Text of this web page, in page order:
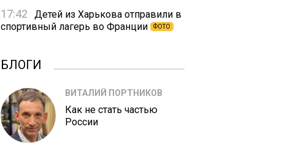
17:42
Детей из Харькова отправили в
спортивный лагерь во Франции
ФОТО
БЛОГИ
ВИТАЛИЙ ПОРТНИКОВ
Как не стать частью
России